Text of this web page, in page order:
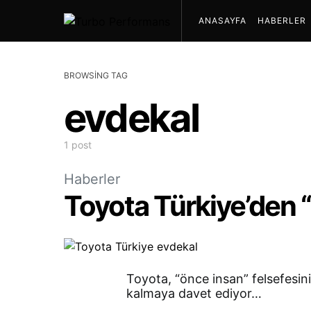
ANASAYFA HABERLER
BROWSING TAG
evdekal
1 post
Haberler
Toyota Türkiye’den
Toyota, “önce insan”
kalmaya davet ediyor…